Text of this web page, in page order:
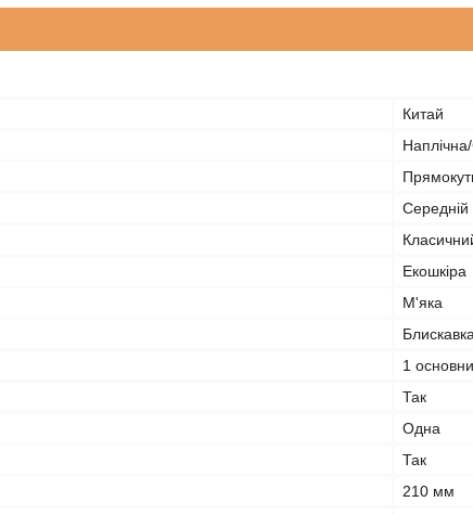
Китай
Середній
Екошкіра
М'яка
Блискавка
1
Так
Одна
Так
210 мм